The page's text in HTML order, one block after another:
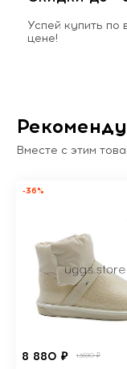
Успей купить по
цене!
Вместе с этим
-36%
8 880 ₽ 13690 ₽